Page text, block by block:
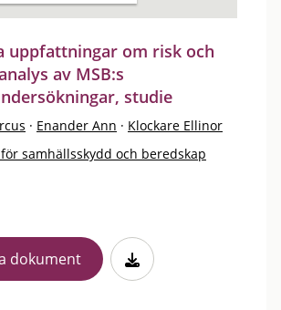
uppfattningar om risk och
av MSB:s
studie
· Enander Ann · Klockare Ellinor
samhällsskydd och beredskap
dokument